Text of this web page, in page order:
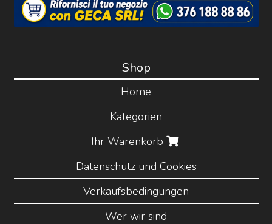
Shop
Home
Kategorien
Ihr Warenkorb
Datenschutz und Cookies
Verkaufsbedingungen
Wer wir sind